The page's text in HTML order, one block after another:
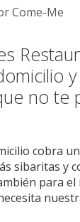
Come-Me
no te
cobra
sibaritas y
para el